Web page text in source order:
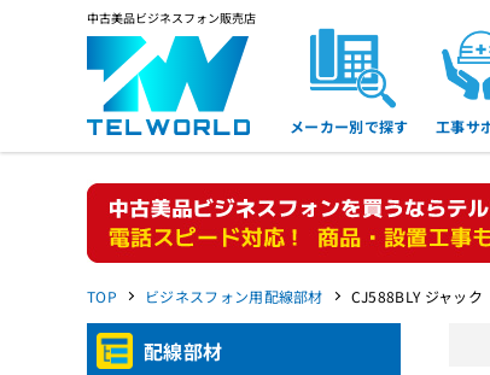
中古美品ビジネスフォン販売店
メーカー別で探す 工事サ
TOP ビジネスフォン用配線部材 CJ588BLY ジャック
配線部材